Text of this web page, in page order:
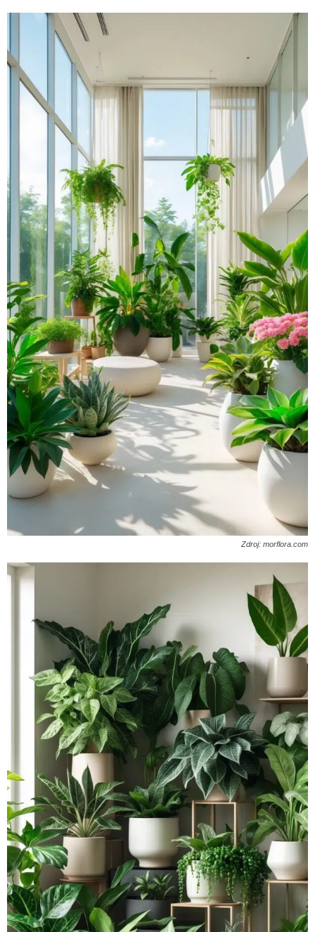
Zdroj: morflora.com